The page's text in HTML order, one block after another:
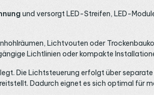
und versorgt LED-Streifen, LED-
Lichtvouten oder
Lichtlinien oder kompakte
Die Lichtsteuerung erfolgt über
Dadurch eignet es sich optimal für